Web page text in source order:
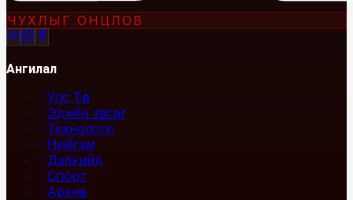
ЧУХЛЫГ ОНЦЛОВ
Ангилал
Улс Төр
Эдийн засаг
Технологи
Нийгэм
Дэлхийд
Спорт
Архив